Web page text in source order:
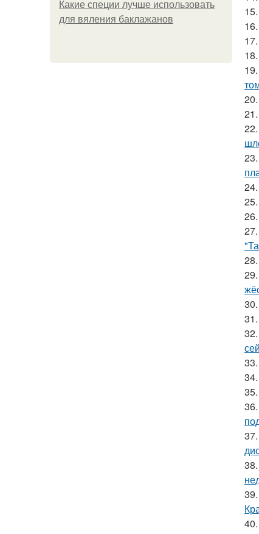
Какие специи лучше использовать
для вяления баклажанов
15.
16.
17.
18.
19.
20.
21.
22.
23.
24.
25.
26.
27.
28.
29.
30.
31.
32.
33.
34.
35.
36.
37.
38.
39.
40.